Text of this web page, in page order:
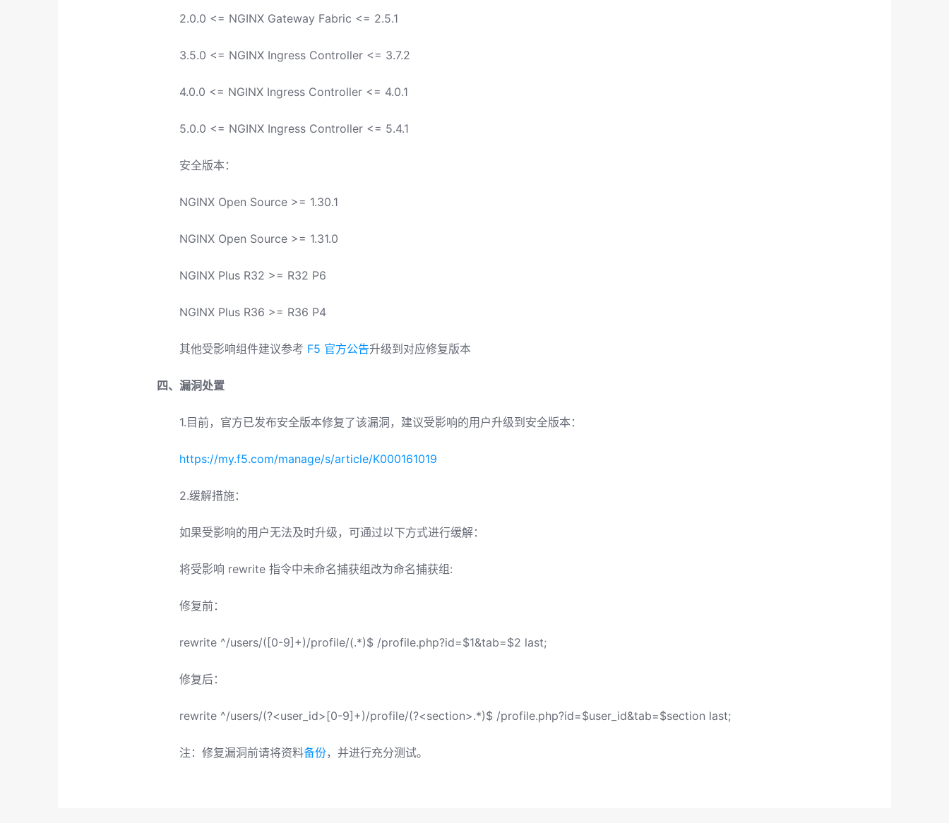
2.0.0 <= NGINX Gateway Fabric <= 2.5.1
3.5.0 <= NGINX Ingress Controller <= 3.7.2
4.0.0 <= NGINX Ingress Controller <= 4.0.1
5.0.0 <= NGINX Ingress Controller <= 5.4.1
安全版本：
NGINX Open Source >= 1.30.1
NGINX Open Source >= 1.31.0
NGINX Plus R32 >= R32 P6
NGINX Plus R36 >= R36 P4
其他受影响组件建议参考 F5 官方公告升级到对应修复版本
四、漏洞处置
1.目前，官方已发布安全版本修复了该漏洞，建议受影响的用户升级到安全版本：
https://my.f5.com/manage/s/article/K000161019
2.缓解措施：
如果受影响的用户无法及时升级，可通过以下方式进行缓解：
将受影响 rewrite 指令中未命名捕获组改为命名捕获组:
修复前：
rewrite ^/users/([0-9]+)/profile/(.*)$ /profile.php?id=$1&tab=$2 last;
修复后：
rewrite ^/users/(?<user_id>[0-9]+)/profile/(?<section>.*)$ /profile.php?id=$user_id&tab=$section last;
注：修复漏洞前请将资料备份，并进行充分测试。